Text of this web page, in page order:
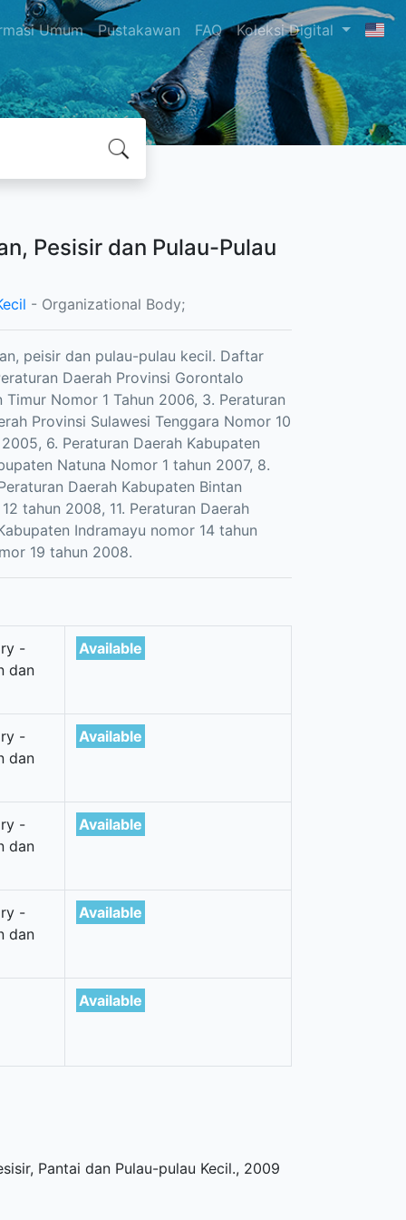
Umum Pustakawan FAQ Koleksi Digital
Pesisir dan Pulau-Pulau
- Organizational Body;
peisir dan pulau-pulau kecil. Daftar
Daerah Provinsi Gorontalo
Nomor 1 Tahun 2006, 3. Peraturan
Provinsi Sulawesi Tenggara Nomor 10
6. Peraturan Daerah Kabupaten
Natuna Nomor 1 tahun 2007, 8.
Daerah Kabupaten Bintan
tahun 2008, 11. Peraturan Daerah
Indramayu nomor 14 tahun
19 tahun 2008.
-
dan
Available
-
dan
Available
-
dan
Available
-
dan
Available
Available
Pantai dan Pulau-pulau Kecil., 2009